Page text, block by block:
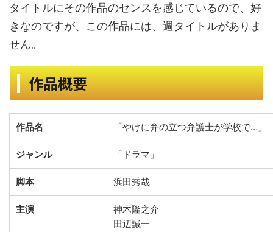
タイトルにその作品のセンスを感じているので、好
きなのですが、この作品には、週タイトルがありま
せん。
作品概要
作品名 「やけに弁の立つ弁護士が学校で…」
ジャンル 「ドラマ」
脚本 浜田秀哉
主演
神木隆之介
田辺誠一